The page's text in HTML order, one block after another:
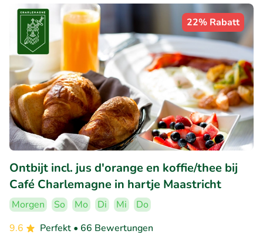
22% Rabatt
Ontbijt incl. jus d'orange en koffie/thee bij
Café Charlemagne in hartje Maastricht
Morgen So Mo Di Mi
Do
9.6
Perfekt • 66 Bewertungen